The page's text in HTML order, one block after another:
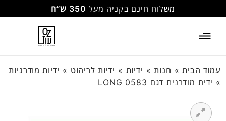
משלוח חינם בקניה מעל 350 ש”ח
עמוד הבית» חנות» ידיות » ידיות לריהוט » ידיות מודרניות
» ידית מודרנית דגם LONG 0583